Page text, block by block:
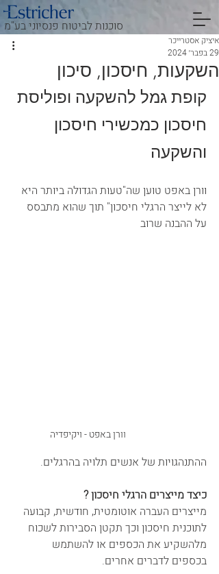
סוכנות לביטוח פנסיוני בע"מ
השקעות, חיסכון, סיכון
איציק אסטרייכר
29 בפבר׳ 2024
קופת גמל להשקעה ופוליסת
חיסכון כמכשירי חיסכון
והשקעה
וורן באפט טוען שה"טעות הגדולה ביותר היא
לא לייצר הרגלי חיסכון" תוך שהוא מתבסס
על ההבנה שרוב
וורן באפט - ויקיפדיה
ההתנהגויות של אנשים תלויה בהרגלים.
כיצד מייצרים הרגלי חיסכון ?
מייצרים העברה אוטומטית, חודשית, קבועה
לתוכנית חיסכון וכך תקטן הסבירות לשכוח
מלהשקיע את הכספים או להשתמש
בכספים לדברים אחרים.